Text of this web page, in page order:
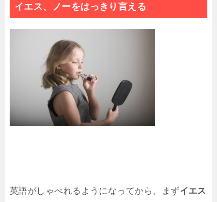
イエス、ノーをはっきり言える
英語がしゃべれるようになってから、まずイエス